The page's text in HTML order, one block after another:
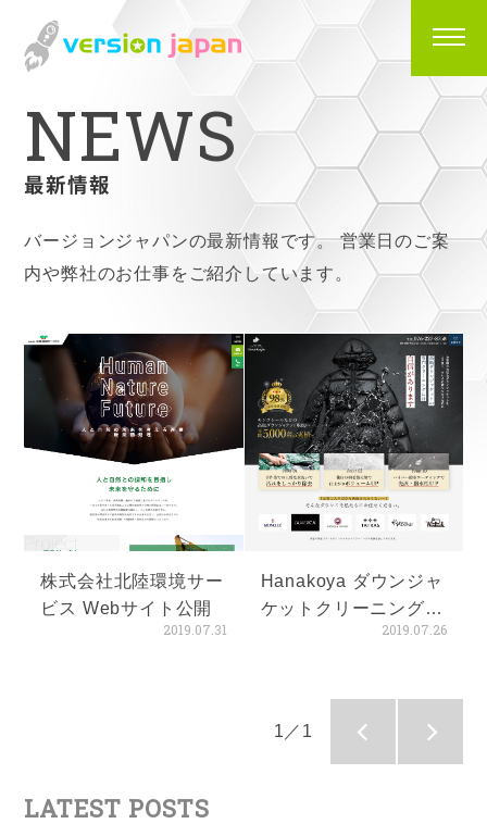
NEWS
最新情報
バージョンジャパンの最新情報です。営業日のご案
内や弊社のお仕事をご紹介しています。
株式会社北陸環境サー
ビス Webサイト公開
2019.07.31
Hanakoya ダウンジャ
ケットクリーニング
2019.07.26
1／1
LATEST POSTS